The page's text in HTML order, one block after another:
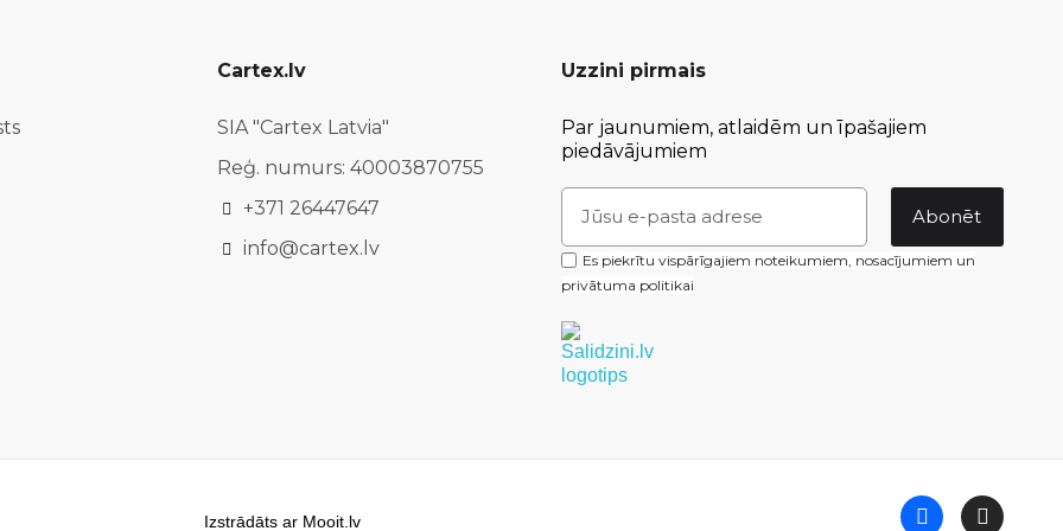
Cartex.lv
SIA "Cartex Latvia"
Reģ. numurs: 40003870755
+371 26447647
info@cartex.lv
Uzzini pirmais
Par jaunumiem, atlaidēm un īpašajiem
piedāvājumiem
Abonēt
Es piekrītu vispārīgajiem noteikumiem, nosacījumiem un
privātuma politikai
Izstrādāts ar Mooit.lv